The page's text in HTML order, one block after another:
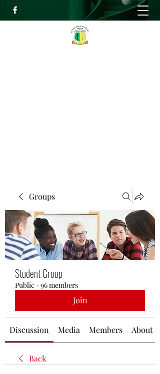
Groups
Student Group
Public · 96 members
Join
Discussion Media Members About
Back